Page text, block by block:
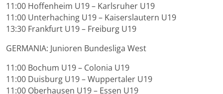
11:00 Hoffenheim U19 – Karlsruher U19
11:00 Unterhaching U19 – Kaiserslautern U19
13:30 Frankfurt U19 – Freiburg U19
GERMANIA: Junioren Bundesliga West
11:00 Bochum U19 – Colonia U19
11:00 Duisburg U19 – Wuppertaler U19
11:00 Oberhausen U19 – Essen U19